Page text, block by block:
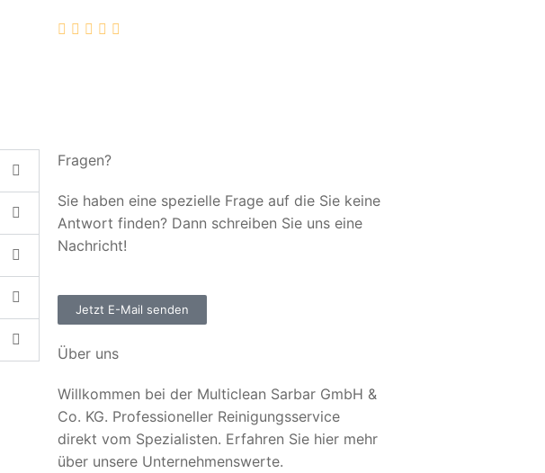
Fragen?
Sie haben eine spezielle Frage auf die Sie keine
Antwort finden? Dann schreiben Sie uns eine
Nachricht!
Jetzt E-Mail senden
Über uns
Willkommen bei der Multiclean Sarbar GmbH &
Co. KG. Professioneller Reinigungsservice
direkt vom Spezialisten. Erfahren Sie hier mehr
über unsere Unternehmenswerte.